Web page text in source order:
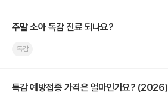
주말 소아 독감 진료 되나요?
독감
독감 예방접종 가격은 얼마인가요? (2026)